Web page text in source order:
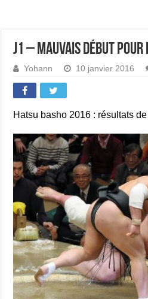
J1 – Mauvais début pour
Yohann 10 janvier 2016
Hatsu basho 2016 : résultats